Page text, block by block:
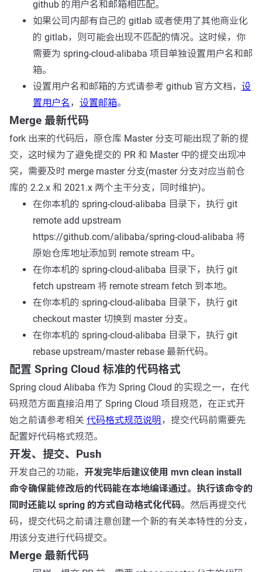
github 的用户名和邮箱相匹配。
如果公司内部有自己的 gitlab 或者使用了其他商业化
的 gitlab，则可能会出现不匹配的情况。这时候，你
需要为 spring-cloud-alibaba 项目单独设置用户名和邮
箱。
设置用户名和邮箱的方式请参考 github 官方文档， 设
置用户名 ， 设置邮箱。
Merge 最新代码
fork 出来的代码后，原仓库 Master 分支可能出现了新的提
交，这时候为了避免提交的 PR 和 Master 中的提交出现冲
突，需要及时 merge master 分支(master 分支对应当前仓
库的 2.2.x 和 2021.x 两个主干分支，同时维护)。
在你本机的 spring-cloud-alibaba 目录下，执行 git
remote add upstream
https://github.com/alibaba/spring-cloud-alibaba 将
原始仓库地址添加到 remote stream 中。
在你本机的 spring-cloud-alibaba 目录下，执行 git
fetch upstream 将 remote stream fetch 到本地。
在你本机的 spring-cloud-alibaba 目录下，执行 git
checkout master切换到 master 分支。
在你本机的 spring-cloud-alibaba 目录下，执行 git
rebase upstream/masterrebase 最新代码。
配置 Spring Cloud 标准的代码格式
Spring cloud Alibaba 作为 Spring Cloud 的实现之一，在代
码规范方面直接沿用了 Spring Cloud 项目规范，在正式开
始之前请参考相关 代码格式规范说明 ，提交代码前需要先
配置好代码格式规范。
开发、提交、Push
开发自己的功能， 开发完毕后建议使用 mvn clean install
命令确保能修改后的代码能在本地编译通过。执行该命令的
同时还能以 spring 的方式自动格式化代码。然后再提交代
码，提交代码之前请注意创建一个新的有关本特性的分支，
用该分支进行代码提交。
Merge 最新代码